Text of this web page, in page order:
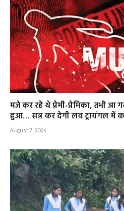
मजे कर रहे थे प्रेमी-प्रेमिका, तभी आ
हुआ… सन्न कर देगी लव ट्रायंगल में
August 7, 2026